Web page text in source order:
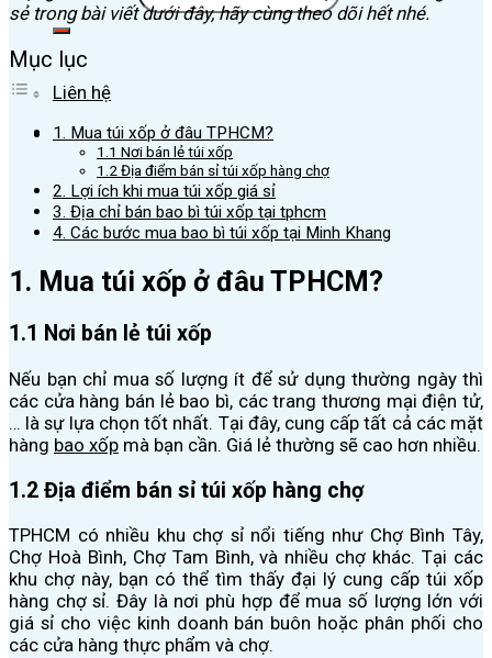
Liên hệ
sẻ trong bài viết dưới đây, hãy cùng theo dõi hết nhé.
Mục lục
1. Mua túi xốp ở đâu TPHCM?
1.1 Nơi bán lẻ túi xốp
1.2 Địa điểm bán sỉ túi xốp hàng chợ
2. Lợi ích khi mua túi xốp giá sỉ
3. Địa chỉ bán bao bì túi xốp tại tphcm
4. Các bước mua bao bì túi xốp tại Minh Khang
1. Mua túi xốp ở đâu TPHCM?
1.1 Nơi bán lẻ túi xốp
Nếu bạn chỉ mua số lượng ít để sử dụng thường ngày thì
các cửa hàng bán lẻ bao bì, các trang thương mại điện tử,
… là sự lựa chọn tốt nhất. Tại đây, cung cấp tất cả các mặt
hàng bao xốp mà bạn cần. Giá lẻ thường sẽ cao hơn nhiều.
1.2 Địa điểm bán sỉ túi xốp hàng chợ
TPHCM có nhiều khu chợ sỉ nổi tiếng như Chợ Bình Tây,
Chợ Hoà Bình, Chợ Tam Bình, và nhiều chợ khác. Tại các
khu chợ này, bạn có thể tìm thấy đại lý cung cấp túi xốp
hàng chợ sỉ. Đây là nơi phù hợp để mua số lượng lớn với
giá sỉ cho việc kinh doanh bán buôn hoặc phân phối cho
các cửa hàng thực phẩm và chợ.